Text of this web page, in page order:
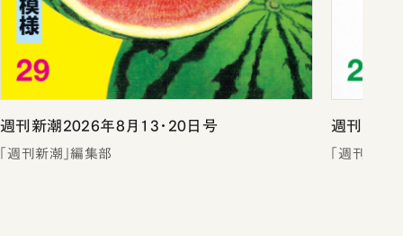
週刊新潮2026年8月13・20日号
「週刊新潮」編集部
週刊新潮
「週刊新潮